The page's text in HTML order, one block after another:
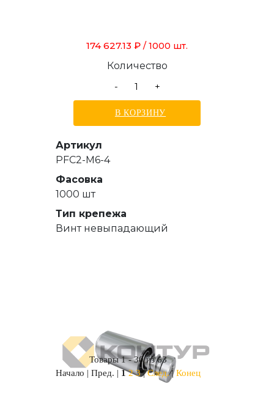
174 627.13 ₽ / 1000 шт.
Количество
-
+
В КОРЗИНУ
Артикул
PFC2-M6-4
Фасовка
1000 шт
Тип крепежа
Винт невыпадающий
Товары 1 - 30 из 63
Начало | Пред. | 1 2 3|След.|Конец